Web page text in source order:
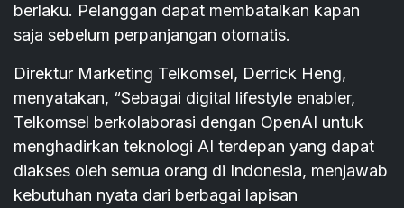
berlaku. Pelanggan dapat membatalkan kapan
saja sebelum perpanjangan otomatis.
Direktur Marketing Telkomsel, Derrick Heng,
menyatakan, “Sebagai digital lifestyle enabler,
Telkomsel berkolaborasi dengan OpenAI untuk
menghadirkan teknologi AI terdepan yang dapat
diakses oleh semua orang di Indonesia, menjawab
kebutuhan nyata dari berbagai lapisan